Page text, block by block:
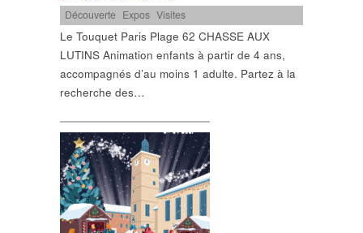
Découverte Expos ,Visites
Le Touquet Paris Plage 62 CHASSE AUX
LUTINS Animation enfants à partir de 4 ans,
accompagnés d’au moins 1 adulte. Partez à la
recherche des…